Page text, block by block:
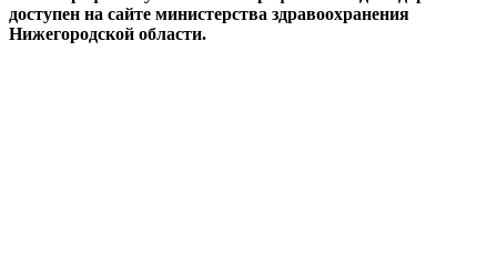
доступен на сайте министерства здравоохранения
Нижегородской области.